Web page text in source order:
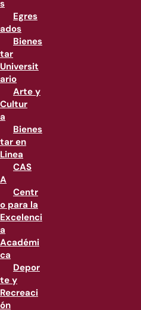
s
Egres
ados
Bienes
tar
Universit
ario
Arte y
Cultur
a
Bienes
tar en
Linea
CAS
A
Centr
o para la
Excelenci
a
Académi
ca
Depor
te y
Recreaci
ón